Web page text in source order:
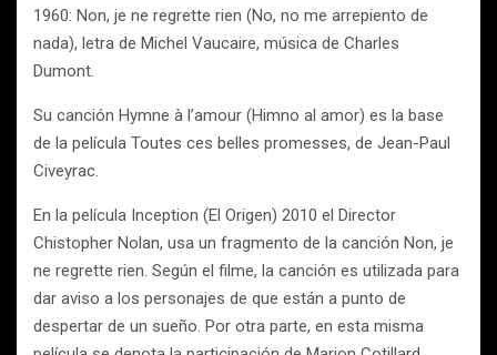
1960: Non, je ne regrette rien (No, no me arrepiento de
nada), letra de Michel Vaucaire, música de Charles
Dumont.
Su canción Hymne à l’amour (Himno al amor) es la base
de la película Toutes ces belles promesses, de Jean-Paul
Civeyrac.
En la película Inception (El Origen) 2010 el Director
Chistopher Nolan, usa un fragmento de la canción Non, je
ne regrette rien. Según el filme, la canción es utilizada para
dar aviso a los personajes de que están a punto de
despertar de un sueño. Por otra parte, en esta misma